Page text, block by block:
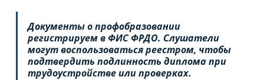
Документы о профобразовании
регистрируем в ФИС ФРДО. Слушатели
могут воспользоваться реестром, чтобы
подтвердить подлинность диплома при
трудоустройстве или проверках.